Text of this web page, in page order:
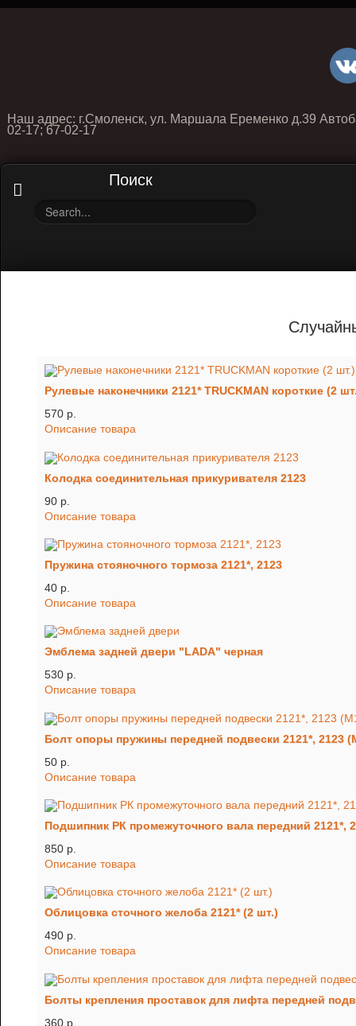
Наш адрес: г.Смоленск, ул. Маршала Еременко д.39
02-17; 67-02-17
Поиск
Рулевые наконечники 2121* TRUCKMAN короткие (2
570 p.
Описание товара
Колодка соединительная прикуривателя 2123
90 p.
Описание товара
Пружина стояночного тормоза 2121*, 2123
40 p.
Описание товара
Эмблема задней двери "LADA" черная
530 p.
Описание товара
Болт опоры пружины передней подвески 2121*, 2123
50 p.
Описание товара
Подшипник РК промежуточного вала передний 2121*,
850 p.
Описание товара
Облицовка сточного желоба 2121* (2 шт.)
490 p.
Описание товара
Болты крепления проставок для лифта передней
360 p.